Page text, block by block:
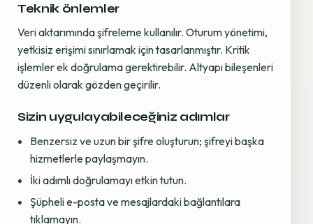
Teknik önlemler
Veri aktarımında şifreleme kullanılır. Oturum yönetimi,
yetkisiz erişimi sınırlamak için tasarlanmıştır. Kritik
işlemler ek doğrulama gerektirebilir. Altyapı bileşenleri
düzenli olarak gözden geçirilir.
Sizin uygulayabileceğiniz adımlar
Benzersiz ve uzun bir şifre oluşturun; şifreyi başka
hizmetlerle paylaşmayın.
İki adımlı doğrulamayı etkin tutun.
Şüpheli e-posta ve mesajlardaki bağlantılara
tıklamayın.